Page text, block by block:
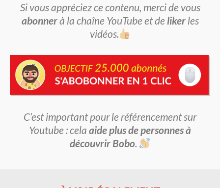
Si vous appréciez ce contenu, merci de vous
abonnerà la chaîne YouTube et de likerles
vidéos.
C’est important pour le référencement sur
Youtube : cela aide plus de personnes à
découvrir Bobo.